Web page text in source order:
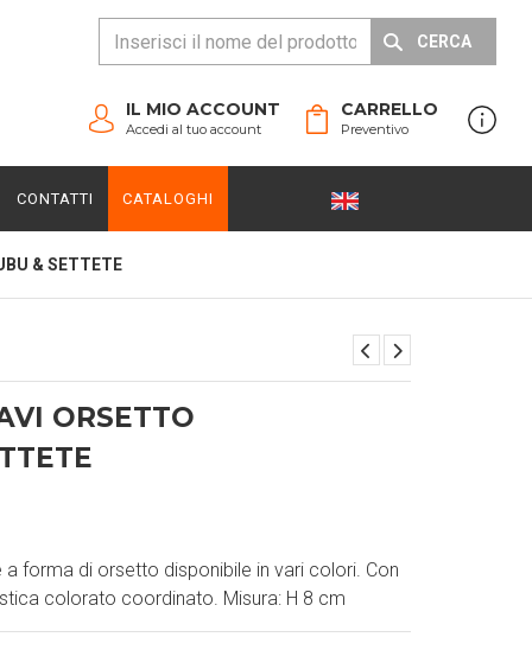
CERCA
CARRELLO
Preventivo
IL MIO ACCOUNT
Accedi al tuo account
CONTATTI CATALOGHI
& SETTETE
ORSETTO
a forma di orsetto disponibile in vari colori. Con
colorato coordinato. Misura: H 8 cm